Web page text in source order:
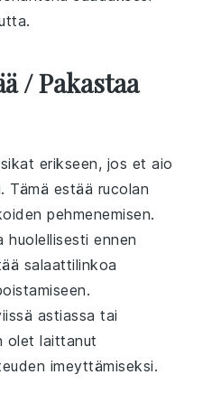
/ Pakastaa
erikseen, jos et aio
Tämä estää rucolan
pehmenemisen.
huolellisesti ennen
salaattilinkoa
astiassa tai
olet laittanut
imeyttämiseksi.